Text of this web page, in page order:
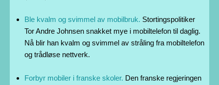
Ble kvalm og svimmel av mobilbruk. Stortingspolitiker
Tor Andre Johnsen snakket mye i mobiltelefon til daglig.
Nå blir han kvalm og svimmel av stråling fra mobiltelefon
og trådløse nettverk.
Forbyr mobiler i franske skoler. Den franske regjeringen